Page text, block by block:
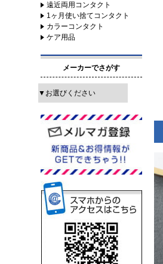
遠近両用コンタクト
1ヶ月使い捨てコンタクト
カラーコンタクト
ケア用品
メーカーでさがす